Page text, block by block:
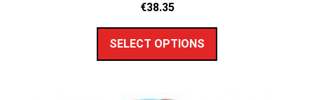
€38.35
SELECT OPTIONS